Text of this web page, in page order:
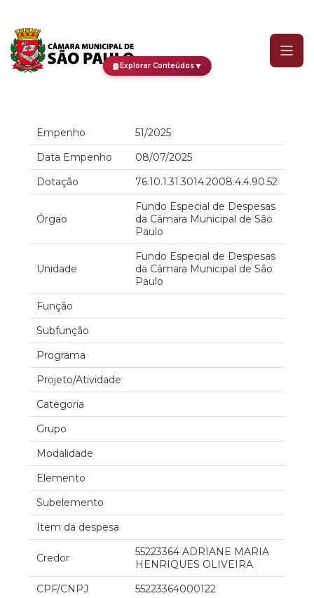
Explorar Conteúdos▼
Empenho
51/2025
Data Empenho
08/07/2025
Dotação
76.10.1.31.3014.2008.4.4.90.52
Órgao
Fundo Especial de Despesas
da Câmara Municipal de São
Paulo
Unidade
Fundo Especial de Despesas
da Câmara Municipal de São
Paulo
Função
Subfunção
Programa
Projeto/Atividade
Categoria
Grupo
Modalidade
Elemento
Subelemento
Item da despesa
Credor
55223364 ADRIANE MARIA
HENRIQUES OLIVEIRA
CPF/CNPJ
55223364000122